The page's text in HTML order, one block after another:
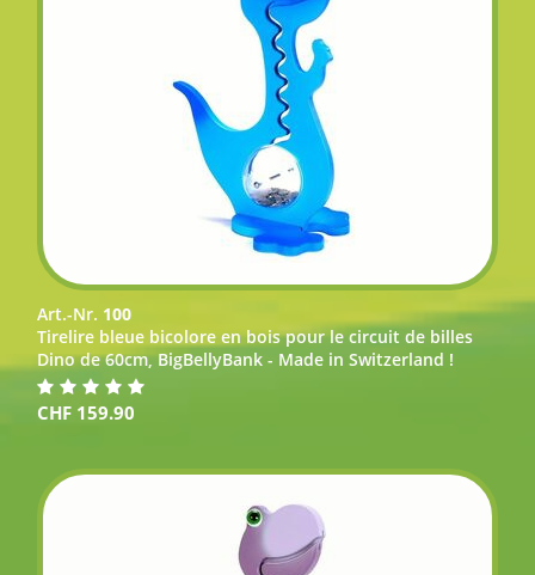
Art.-Nr. 100
Tirelire bleue bicolore en bois pour le circuit de billes
Dino de 60cm, BigBellyBank - Made in Switzerland !
CHF 159.90